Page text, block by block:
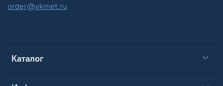
Каталог
order@vkmet.ru